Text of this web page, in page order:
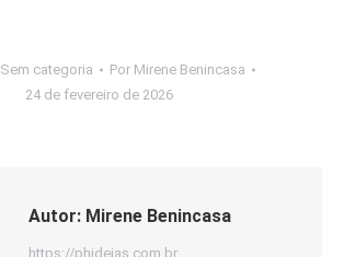
Sem categoria Por Mirene Benincasa
24 de fevereiro de 2026
Autor: Mirene Benincasa
https://phideias.com.br